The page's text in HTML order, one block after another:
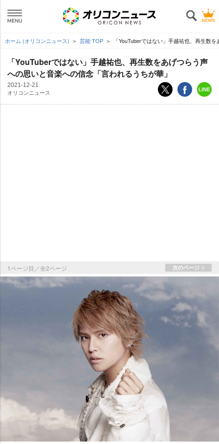
ホーム (オリコンニュース) 芸能 TOP 「YouTuberではない」手越祐也、再生数
「YouTuberではない」手越祐也、再生数をあげつらう声
への思いと音楽への信念「言われるうちが華」
2021-12-21
オリコンニュース
1ページ目／全2ページ 次のページ